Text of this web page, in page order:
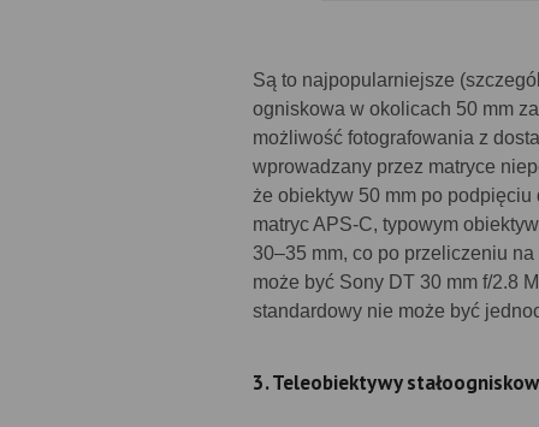
Są to najpopularniejsze
ogniskowa w okolicach 50 mm
możliwość fotografowania z
wprowadzany przez matryce
że obiektyw 50 mm po
matryc APS-C, typowym
30–35 mm, co po przeliczeniu na
może być Sony DT 30 mm f/2.8
standardowy nie może być
3. Teleobiektywy